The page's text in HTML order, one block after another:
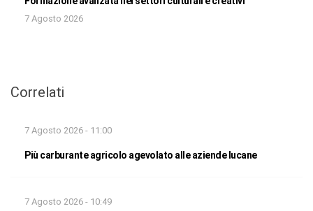
7 Agosto 2026
Correlati
7 Agosto 2026 - 11:00
Più carburante agricolo agevolato alle aziende lucane
7 Agosto 2026 - 10:49